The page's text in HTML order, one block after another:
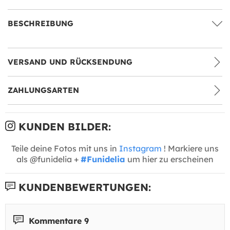
BESCHREIBUNG
VERSAND UND RÜCKSENDUNG
ZAHLUNGSARTEN
KUNDEN BILDER:
Teile deine Fotos mit uns in Instagram ! Markiere uns
als @funidelia + #Funidelia um hier zu erscheinen
KUNDENBEWERTUNGEN:
Kommentare 9